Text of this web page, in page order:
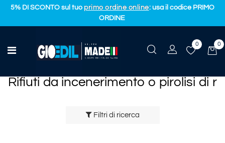
5% DI SCONTO sul tuoprimo ordine online: usa il codice PRIMO
ORDINE
Open menu
0 0
RIFIUTI IMPIANTI TRATTAMENTO RIFIUTI
Rifiuti da incenerimento o pirolisi di r
Rifiuti da incenerimento o pirolisi di r
Filtri di ricerca